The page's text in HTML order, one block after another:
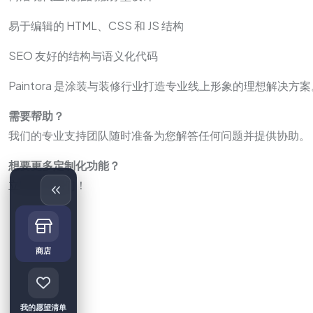
易于编辑的 HTML、CSS 和 JS 结构
SEO 友好的结构与语义化代码
Paintora 是涂装与装修行业打造专业线上形象的理想解决方案
需要帮助？
我们的专业支持团队随时准备为您解答任何问题并提供协助。
想要更多定制化功能？
立即联系我们！
商店
我的愿望清单